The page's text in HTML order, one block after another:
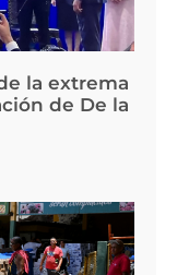
la extrema
de De la